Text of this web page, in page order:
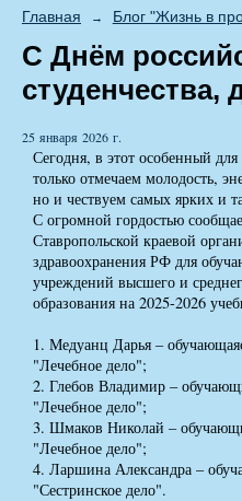
Главная → Блог "Жизнь в
С Днём
студенчества,
25 января 2026 г.
Сегодня, в этот особенный
только отмечаем молодость,
но и чествуем самых ярких и
С огромной гордостью
Ставропольской краевой
здравоохранения РФ для
учреждений высшего и
образования на 2025-2026
1. Медуанц Дарья –
"Лечебное дело";
2. Глебов Владимир –
"Лечебное дело";
3. Шмаков Николай –
"Лечебное дело";
4. Ларшина Александра –
"Сестринское дело".